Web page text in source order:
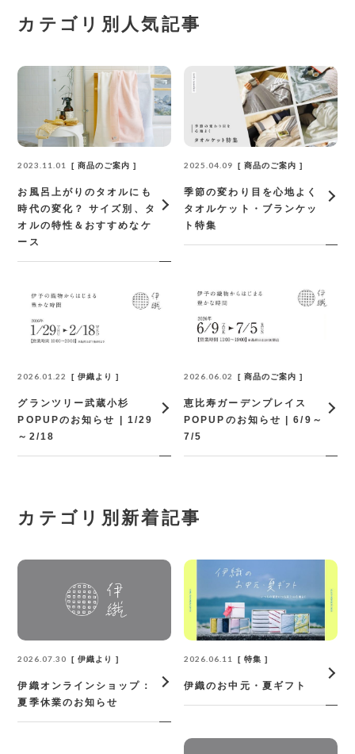
カテゴリ別人気記事
2023.11.01 商品のご案内
お風呂上がりのタオルにも
時代の変化？ サイズ別、タ
オルの特性＆おすすめなケ
ース
2025.04.09 商品のご案内
季節の変わり目を心地よく
タオルケット・ブランケッ
ト特集
2026.01.22 伊織より
グランツリー武蔵小杉
POPUPのお知らせ | 1/29
～2/18
2026.06.02 商品のご案内
恵比寿ガーデンプレイス
POPUPのお知らせ | 6/9～
7/5
カテゴリ別新着記事
2026.07.30 伊織より
伊織オンラインショップ：
夏季休業のお知らせ
2026.06.11 特集
伊織のお中元・夏ギフト